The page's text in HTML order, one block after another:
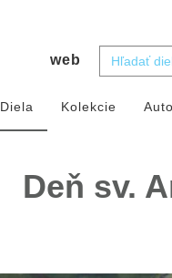
web
Diela Kolekcie
Deň sv.